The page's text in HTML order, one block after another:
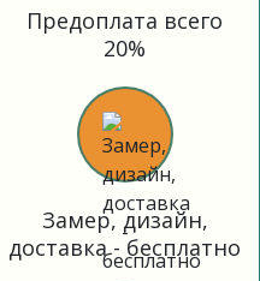
Предоплата всего
20%
Замер, дизайн,
доставка - бесплатно